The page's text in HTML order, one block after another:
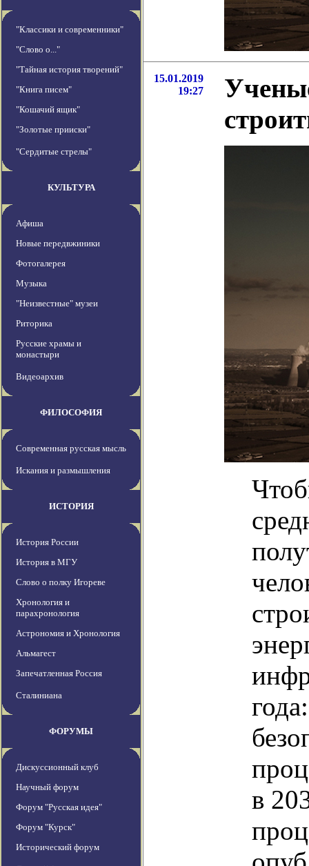
"Классики и современники"
"Слово о..."
"Тайная история творений"
"Книга писем"
"Кошачий ящик"
"Золотые прииски"
"Сердитые стрелы"
КУЛЬТУРА
Афиша
Новые передвжиники
Фотогалерея
Музыка
"Неизвестные" музеи
Риторика
Русские храмы и
монастыри
Видеоархив
ФИЛОСОФИЯ
Современная русская мысль
Искания и размышления
ИСТОРИЯ
История России
История в МГУ
Слово о полку Игореве
Хронология и
парахронология
Астрономия и Хронология
Альмагест
Запечатленная Россия
Сталиниана
ФОРУМЫ
Дискуссионный клуб
Научный форум
Форум "Русская идея"
Форум "Курск"
Исторический форум
15.01.2019
19:27
в